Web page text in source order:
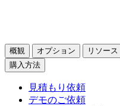
概観 オプション リソース
購入方法
見積もり依頼
デモのご依頼